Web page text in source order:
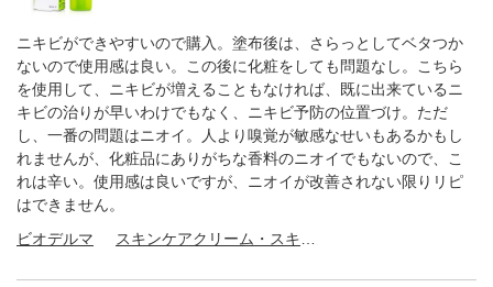
ニキビができやすいので購入。塗布後は、さらっとしてベタつか
ないので使用感は良い。この後に化粧をしても問題なし。こちら
を使用して、ニキビが増えることもなければ、既に出来ているニ
キビの治りが早いわけでもなく、ニキビ予防の位置づけ。ただ
し、一番の問題はニオイ。人より嗅覚が敏感なせいもあるかもし
れませんが、化粧品にありがちな香料のニオイでもないので、こ
れは辛い。使用感は良いですが、ニオイが改善されない限りリピ
はできません。
ビオデルマ